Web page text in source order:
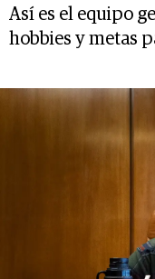
Así es el equipo
hobbies y metas